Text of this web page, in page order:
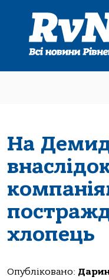
На
хлопець
Опубліковано: